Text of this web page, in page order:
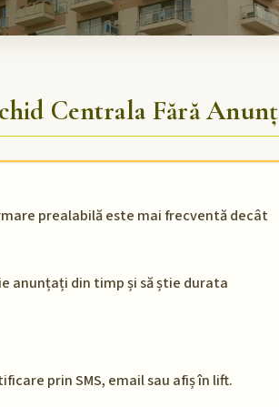
Centrala Fără Anunț
prealabilă este mai frecventă decât
anunțați din timp și să știe durata
prin SMS, email sau afiș în lift.